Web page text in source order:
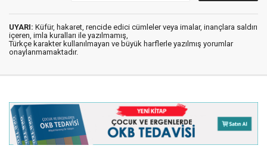
UYARI: Küfür, hakaret, rencide edici cümleler veya imalar, inançlara saldırı
içeren, imla kuralları ile yazılmamış,
Türkçe karakter kullanılmayan ve büyük harflerle yazılmış yorumlar
onaylanmamaktadır.